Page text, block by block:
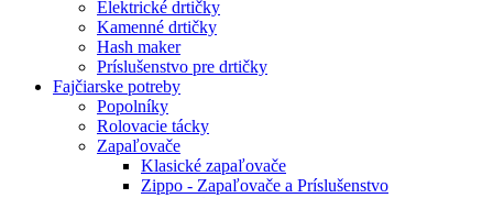
Elektrické drtičky
Kamenné drtičky
Hash maker
Príslušenstvo pre drtičky
Fajčiarske potreby
Popolníky
Rolovacie tácky
Zapaľovače
Klasické zapaľovače
Zippo - Zapaľovače a Príslušenstvo